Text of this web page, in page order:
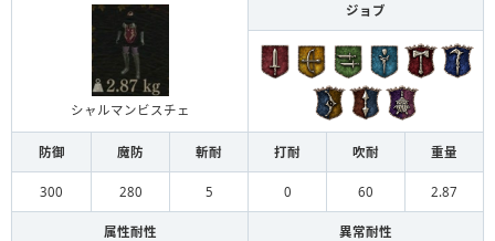
シャルマンビスチェ
ジョブ
防御 魔防 斬耐 打耐 吹耐 重量
300 280 5 0 60 2.87
属性耐性 異常耐性